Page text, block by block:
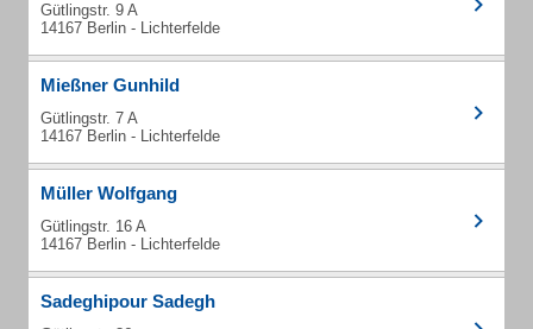
Gütlingstr. 9 A
14167 Berlin - Lichterfelde
Mießner Gunhild
Gütlingstr. 7 A
14167 Berlin - Lichterfelde
Müller Wolfgang
Gütlingstr. 16 A
14167 Berlin - Lichterfelde
Sadeghipour Sadegh